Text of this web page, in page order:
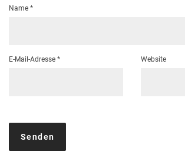
Name *
E-Mail-Adresse * Website